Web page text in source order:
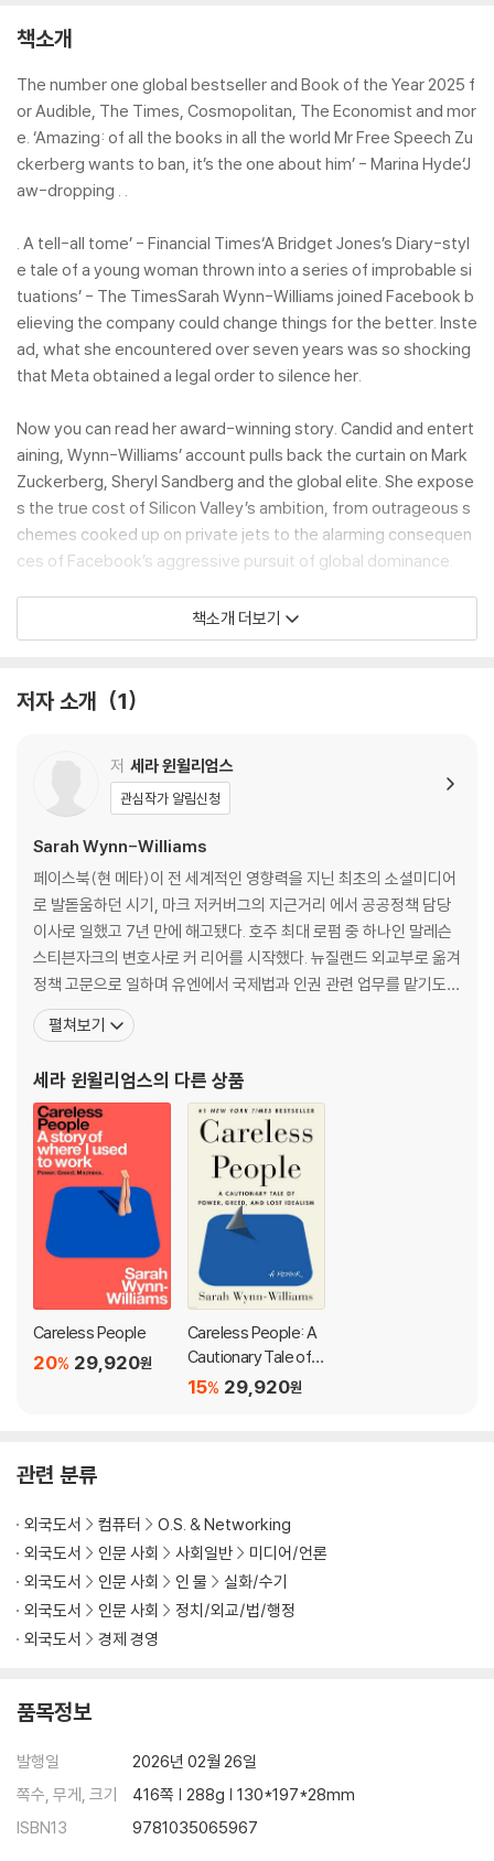
책소개
The number one global bestseller and Book of the Year 2025 f
or Audible, The Times, Cosmopolitan, The Economist and mor
e. ‘Amazing: of all the books in all the world Mr Free Speech Zu
ckerberg wants to ban, it’s the one about him’ - Marina Hyde‘J
aw-dropping . .
. A tell-all tome’ - Financial Times‘A Bridget Jones’s Diary-styl
e tale of a young woman thrown into a series of improbable si
tuations’ - The TimesSarah Wynn-Williams joined Facebook b
elieving the company could change things for the better. Inste
ad, what she encountered over seven years was so shocking
that Meta obtained a legal order to silence her.
Now you can read her award-winning story. Candid and entert
aining, Wynn-Williams’ account pulls back the curtain on Mark
Zuckerberg, Sheryl Sandberg and the global elite. She expose
s the true cost of Silicon Valley’s ambition, from outrageous s
chemes cooked up on private jets to the alarming consequen
ces of Facebook’s aggressive pursuit of global dominance.
Careless People is an ordinary woman's gripping and darkly fu
nny memoir that will forever change how you view the technol
ho control it. With a new foreword for paperback from Naomi
ell’ - The GuardianShortlisted for the British Book Awards Boo
k of the Year 2026Shortlisted for the Westminster Book Awar
25Shortlisted for the Unwin Award 2026Winner of the Blueprin
t Asia-Pacific Whistleblowing Prize 2025Winner of the Speaki
es Award for the Best Non-Fiction Memoir Audiobook
책소개 더보기
저자 소개 1
저 세라 윈윌리엄스
관심작가 알림신청
Sarah Wynn-Williams
페이스북(현 메타)이 전 세계적인 영향력을 지닌 최초의 소셜미디어
로 발돋움하던 시기, 마크 저커버그의 지근거리 에서 공공정책 담당
이사로 일했고 7년 만에 해고됐다. 호주 최대 로펌 중 하나인 말레슨
스티븐자크의 변호사로 커 리어를 시작했다. 뉴질랜드 외교부로 옮겨
정책 고문으로 일하며 유엔에서 국제법과 인권 관련 업무를 맡기도
했다. 이후 워싱턴DC의 뉴질랜드 대사관으로 자리를 옮겼고, 국제구
호개발기구 옥스팜에서도 근무했다. 페이스북에 입사한 것은 2011년
신의 상사인 조엘 캐플런(글로벌 부문 사장, 전
펼쳐보기
세라 윈윌리엄스의 다른 상품
Careless People
29,920원
20%
Careless People: A
Cautionary Tale of P
ower, Greed, and Lo
29,920원
15%
관련 분류
외국도서 컴퓨터
O.S. & Networking
외국도서
인문 사회 사회일반
미디어/언론
외국도서
인문 사회 인 물
실화/수기
외국도서
인문 사회
정치/외교/법/행정
외국도서
경제 경영
품목정보
발행일
2026년 02월 26일
쪽수, 무게, 크기
416쪽 | 288g | 130*197*28mm
ISBN13
9781035065967